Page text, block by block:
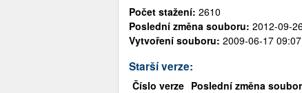
Počet stažení: 2610
Poslední změna souboru: 2012-09-
Vytvoření souboru: 2009-06-17
Starší verze:
Číslo verze Poslední změna